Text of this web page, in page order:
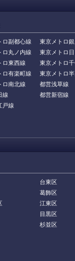
ロ副都心線
東京メトロ
ロ丸ノ内線
東京メトロ
ロ東西線
東京メトロ
ロ有楽町線
東京メトロ
ロ南北線
都営浅草線
線
都営新宿線
戸線
台東区
葛飾区
江東区
目黒区
杉並区